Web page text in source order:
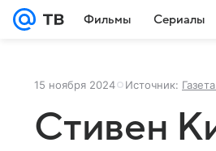
Фильмы Сериалы
15 ноября 2024 Источник:
Стивен